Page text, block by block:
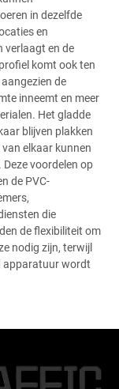
in dezelfde
en
verlaagt en de
komt ook ten
de
inneemt en meer
Het gladde
blijven plakken
elkaar kunnen
voordelen op
de PVC-
die
de flexibiliteit om
nodig zijn, terwijl
apparatuur wordt